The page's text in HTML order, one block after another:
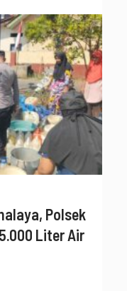
Polsek
Liter Air